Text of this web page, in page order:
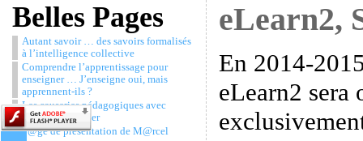
Belles Pages
Autant savoir … des savoirs formalisés
à l’intelligence collective
Comprendre l’apprentissage pour
enseigner … J’enseigne oui, mais
apprennent-ils ?
Les causeries pédagogiques avec
Christophe Batier
P@ge de présentation de M@rcel
eLearn2,
En 2014-
eLearn2 sera